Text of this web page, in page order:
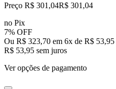
Preço R$ 301,04R$ 301 ,04
no Pix
7% OFF
Ou R$ 323,70 em 6x de R$ 53,95
R$ 53,95 sem juros
Ver opções de pagamento